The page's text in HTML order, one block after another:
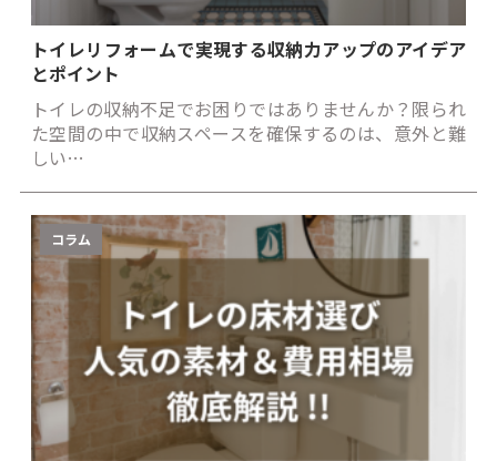
トイレリフォームで実現する収納力アップのアイデア
とポイント
トイレの収納不足でお困りではありませんか？限られ
た空間の中で収納スペースを確保するのは、意外と難
しい…
コラム